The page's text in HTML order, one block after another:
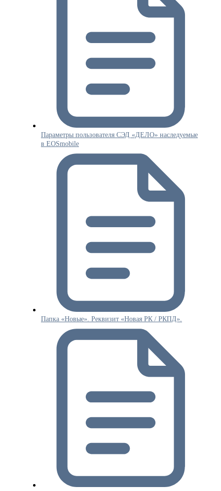
Параметры пользователя СЭД «ДЕЛО» наследуемые
в EOSmobile
Папка «Новые». Реквизит «Новая РК / РКПД».